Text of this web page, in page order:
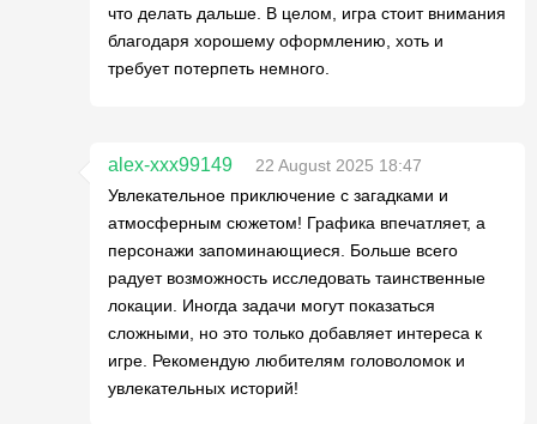
что делать дальше. В целом, игра стоит внимания
благодаря хорошему оформлению, хоть и
требует потерпеть немного.
alex-xxx99149
22 August 2025 18:47
Увлекательное приключение с загадками и
атмосферным сюжетом! Графика впечатляет, а
персонажи запоминающиеся. Больше всего
радует возможность исследовать таинственные
локации. Иногда задачи могут показаться
сложными, но это только добавляет интереса к
игре. Рекомендую любителям головоломок и
увлекательных историй!